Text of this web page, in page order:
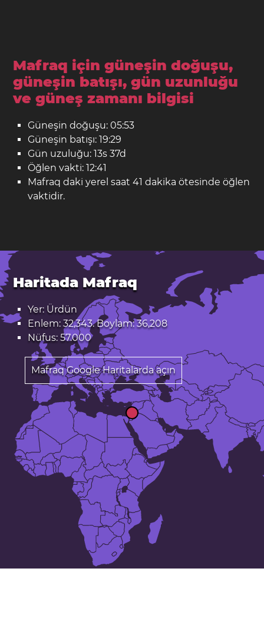
Mafraq için güneşin doğuşu,
güneşin batışı, gün uzunluğu
ve güneş zamanı bilgisi
Güneşin doğuşu: 05:53
Güneşin batışı: 19:29
Gün uzuluğu: 13s 37d
Öğlen vakti: 12:41
Mafraq daki yerel saat 41 dakika ötesinde öğlen
vaktidir.
Haritada Mafraq
Yer: Ürdün
Enlem: 32,343. Boylam: 36,208
Nüfus: 57.000
Mafraq Google Haritalarda açın